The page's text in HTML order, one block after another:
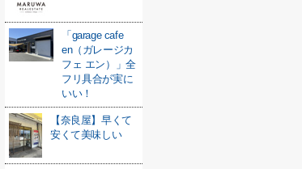
「garage cafe
en（ガレージカ
フェ エン）」全
フリ具合が実に
いい！
【奈良屋】早くて
安くて美味しい